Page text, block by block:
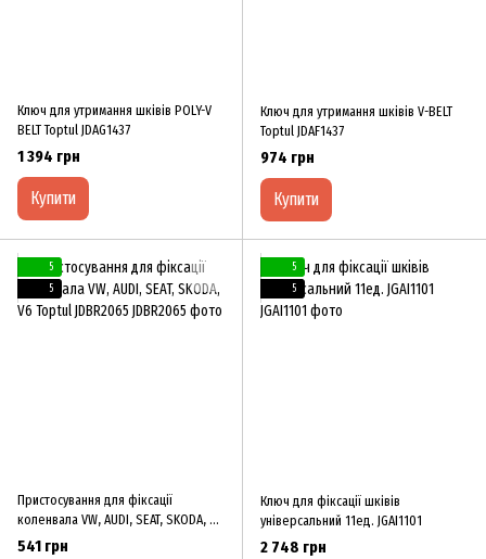
Ключ для утримання шківів POLY-V
BELT Toptul JDAG1437
1 394 грн
Купити
Ключ для утримання шківів V-BELT
Toptul JDAF1437
974 грн
Купити
5
5
Пристосування для фіксації
коленвала VW, AUDI, SEAT, SKODA, V6
Toptul JDBR2065
541 грн
5
5
Ключ для фіксації шківів
універсальний 11ед. JGAI1101
2 748 грн